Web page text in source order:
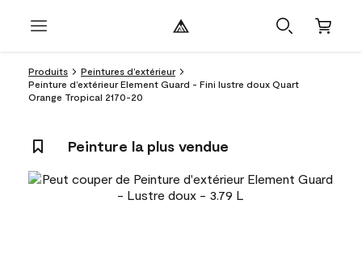
Produits
Peintures d’extérieur
Peinture d’extérieur Element Guard - Fini lustre doux Quart
Orange Tropical 2170-20
Peinture la plus vendue